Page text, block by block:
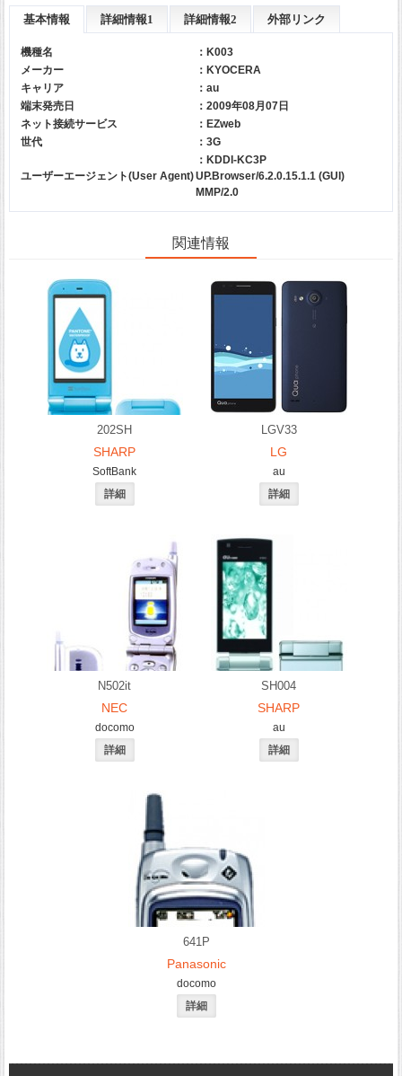
基本情報 詳細情報1 詳細情報2 外部リンク
機種名
：K003
メーカー
： KYOCERA
キャリア
： au
端末発売日
：2009年08月07日
ネット接続サービス
：EZweb
世代
：3G
ユーザーエージェント(User Agent)
：KDDI-KC3P
UP.Browser/6.2.0.15.1.1 (GUI)
MMP/2.0
関連情報
202SH
SHARP
SoftBank
LGV33
LG
au
N502it
NEC
docomo
SH004
SHARP
au
641P
Panasonic
docomo